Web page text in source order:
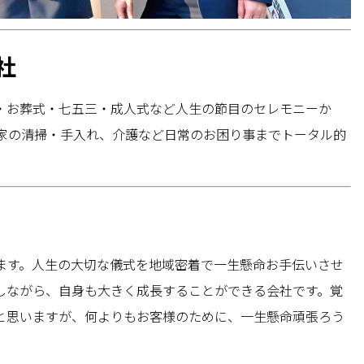
葬式・七五三・成人式など人生の節目のセレモニーか
清掃・手入れ、介護など日常のお困り事までトータル的
。人生の大切な儀式を地域密着で一生懸命お手伝いさせ
がら、自身も大きく成長することができる会社です。覚
いますが、何よりもお客様のために、一生懸命頑張ろう